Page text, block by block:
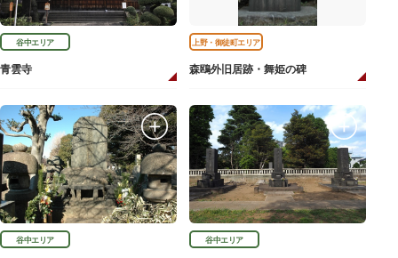
谷中エリア
青雲寺
上野・御徒町エリア
森鴎外旧居跡・舞姫の碑
谷中エリア 谷中エリア